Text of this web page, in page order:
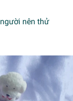
nên thử